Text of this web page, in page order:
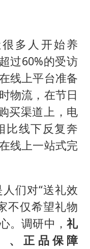
多人开始养
过60%的受访
线上平台准备
物流，在节日
买渠道上，电
比线下反复奔
线上一站式完
们对“送礼效
不仅希望礼物
。调研中，礼
、正品保障